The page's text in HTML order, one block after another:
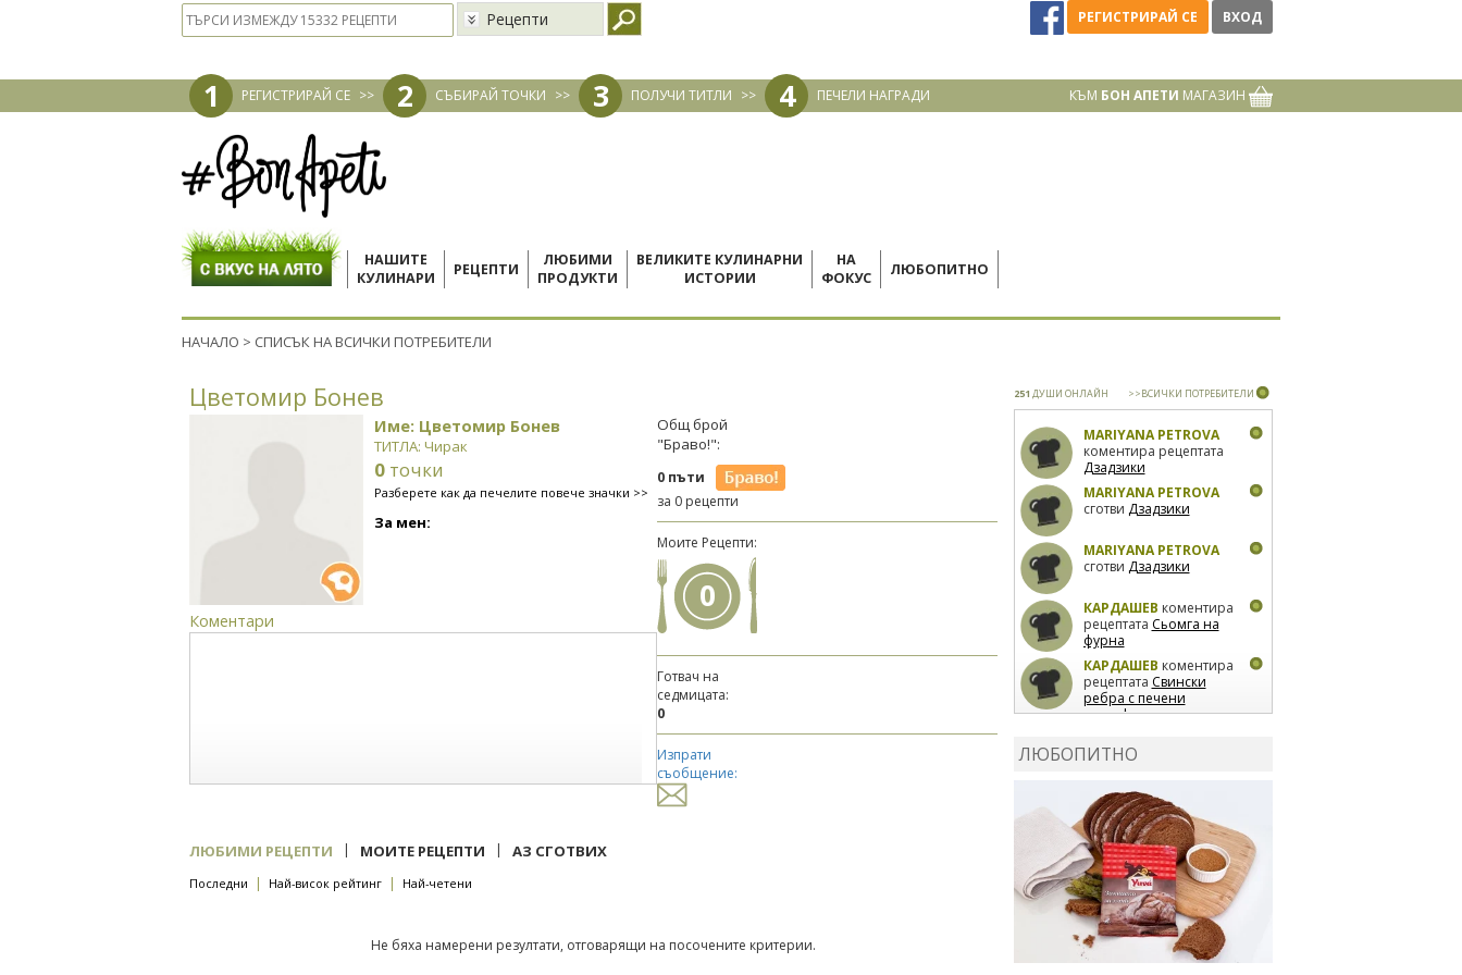
Рецепти РЕГИСТРИРАЙ СЕ ВХОД
1 РЕГИСТРИРАЙ СЕ >> 2 СЪБИРАЙ ТОЧКИ >> 3 ПОЛУЧИ ТИТЛИ >> 4 ПЕЧЕЛИ НАГРАДИ КЪМ БОН АПЕТИ МАГАЗИН
НАШИТЕ
КУЛИНАРИ
РЕЦЕПТИ
ЛЮБИМИ
ПРОДУКТИ
ВЕЛИКИТЕ КУЛИНАРНИ
ИСТОРИИ
НА
ФОКУС
ЛЮБОПИТНО
НАЧАЛО > СПИСЪК НА ВСИЧКИ ПОТРЕБИТЕЛИ
Цветомир Бонев
Име: Цветомир Бонев
ТИТЛА: Чирак
0 точки
Разберете как да печелите повече значки >>
За мен:
Коментари
Общ брой
"Браво!":
0 пъти
за 0 рецепти
Моите Рецепти:
0
Готвач на
седмицата:
0
Изпрати
съобщение:
ЛЮБИМИ РЕЦЕПТИ | МОИТЕ РЕЦЕПТИ | АЗ СГОТВИХ
Последни | Най-висок рейтинг | Най-четени
Не бяха намерени резултати, отговарящи на посочените критерии.
251 ДУШИ ОНЛАЙН >>ВСИЧКИ ПОТРЕБИТЕЛИ
MARIYANA PETROVA
коментира рецептата
Дзадзики
MARIYANA PETROVA
сготви Дзадзики
MARIYANA PETROVA
сготви Дзадзики
КАРДАШЕВ коментира
рецептата Сьомга на
фурна
КАРДАШЕВ коментира
рецептата Свински
ребра с печени
картофи
лимон
коментира рецептата
Киноа със зеленчуци
ЛЮБОПИТНО